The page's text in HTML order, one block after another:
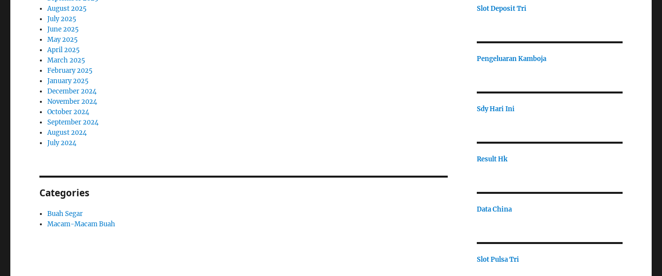
August 2025
July 2025
June 2025
May 2025
April 2025
March 2025
February 2025
January 2025
December 2024
November 2024
October 2024
September 2024
August 2024
July 2024
Categories
Buah Segar
Macam-Macam Buah
Slot Deposit Tri
Pengeluaran Kamboja
Sdy Hari Ini
Result Hk
Data China
Slot Pulsa Tri